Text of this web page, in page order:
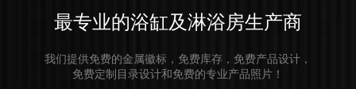
最专业的浴缸及淋浴房生产商
我们提供免费的金属徽标，免费库存，免费产品设计，
免费定制目录设计和免费的专业产品照片！